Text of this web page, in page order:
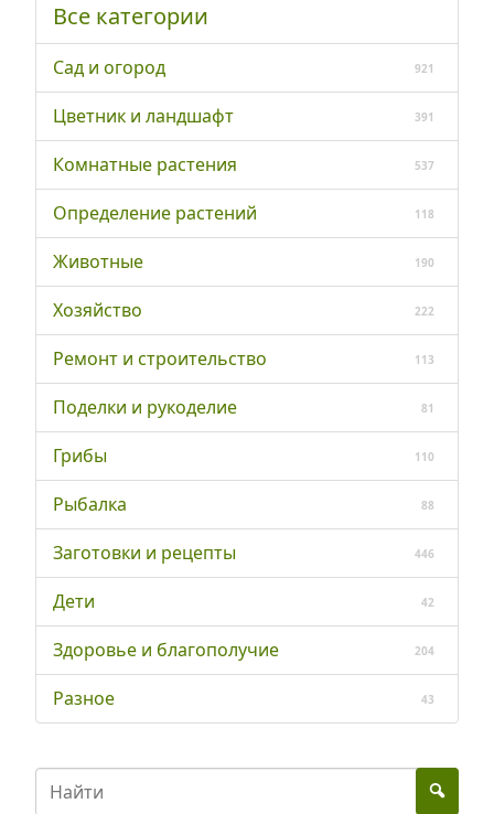
Все категории
Сад и огород 921
Цветник и ландшафт 391
Комнатные растения 537
Определение растений 118
Животные 190
Хозяйство 222
Ремонт и строительство 113
Поделки и рукоделие 81
Грибы 110
Рыбалка 88
Заготовки и рецепты 446
Дети 42
Здоровье и благополучие 204
Разное 43